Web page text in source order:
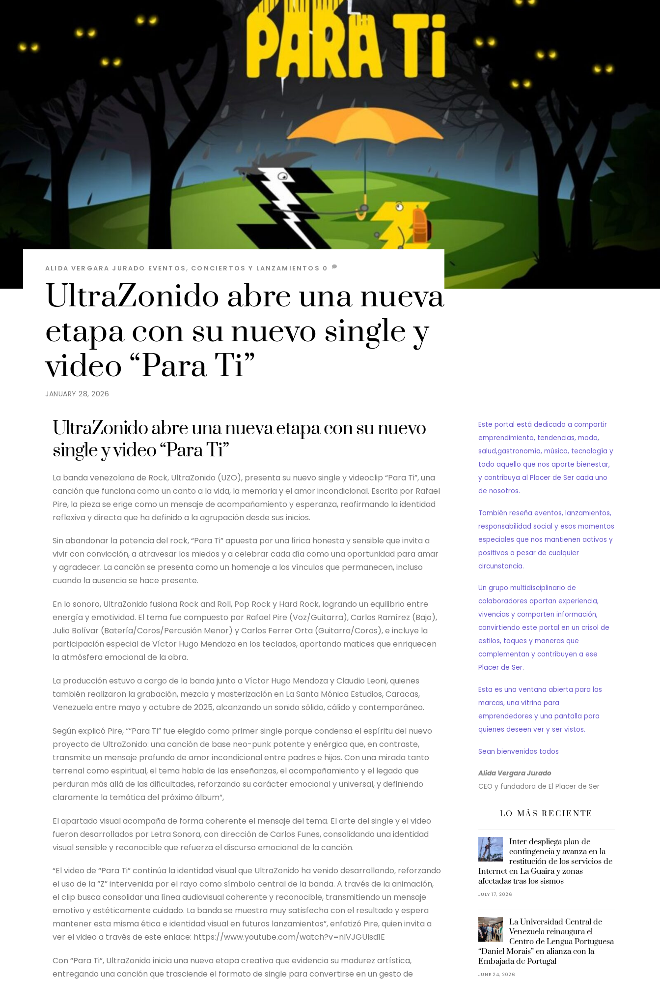
JANUARY 28, 2026
UltraZonido abre una nueva
etapa con su nuevo single y
video “Para Ti”
ALIDA VERGARA JURADO EVENTOS, CONCIERTOS Y LANZAMIENTOS 0
UltraZonido abre una nueva etapa con su nuevo
single y video “Para Ti”
La banda venezolana de Rock, UltraZonido (UZO), presenta su nuevo single y videoclip “Para Ti”, una
canción que funciona como un canto a la vida, la memoria y el amor incondicional. Escrita por Rafael
Pire, la pieza se erige como un mensaje de acompañamiento y esperanza, reafirmando la identidad
reflexiva y directa que ha definido a la agrupación desde sus inicios.
Sin abandonar la potencia del rock, “Para Ti” apuesta por una lírica honesta y sensible que invita a
vivir con convicción, a atravesar los miedos y a celebrar cada día como una oportunidad para amar
y agradecer. La canción se presenta como un homenaje a los vínculos que permanecen, incluso
cuando la ausencia se hace presente.
En lo sonoro, UltraZonido fusiona Rock and Roll, Pop Rock y Hard Rock, logrando un equilibrio entre
energía y emotividad. El tema fue compuesto por Rafael Pire (Voz/Guitarra), Carlos Ramírez (Bajo),
Julio Bolívar (Batería/Coros/Percusión Menor) y Carlos Ferrer Orta (Guitarra/Coros), e incluye la
participación especial de Víctor Hugo Mendoza en los teclados, aportando matices que enriquecen
la atmósfera emocional de la obra.
La producción estuvo a cargo de la banda junto a Víctor Hugo Mendoza y Claudio Leoni, quienes
también realizaron la grabación, mezcla y masterización en La Santa Mónica Estudios, Caracas,
Venezuela entre mayo y octubre de 2025, alcanzando un sonido sólido, cálido y contemporáneo.
Según explicó Pire, ““Para Ti” fue elegido como primer single porque condensa el espíritu del nuevo
proyecto de UltraZonido: una canción de base neo-punk potente y enérgica que, en contraste,
transmite un mensaje profundo de amor incondicional entre padres e hijos. Con una mirada tanto
terrenal como espiritual, el tema habla de las enseñanzas, el acompañamiento y el legado que
perduran más allá de las dificultades, reforzando su carácter emocional y universal, y definiendo
claramente la temática del próximo álbum”,
El apartado visual acompaña de forma coherente el mensaje del tema. El arte del single y el video
fueron desarrollados por Letra Sonora, con dirección de Carlos Funes, consolidando una identidad
visual sensible y reconocible que refuerza el discurso emocional de la canción.
“El video de “Para Ti” continúa la identidad visual que UltraZonido ha venido desarrollando, reforzando
el uso de la “Z” intervenida por el rayo como símbolo central de la banda. A través de la animación,
el clip busca consolidar una línea audiovisual coherente y reconocible, transmitiendo un mensaje
emotivo y estéticamente cuidado. La banda se muestra muy satisfecha con el resultado y espera
mantener esta misma ética e identidad visual en futuros lanzamientos”, enfatizó Pire, quien invita a
ver el video a través de este enlace: https://www.youtube.com/watch?v=nlVJGUIsd1E
Con “Para Ti”, UltraZonido inicia una nueva etapa creativa que evidencia su madurez artística,
entregando una canción que trasciende el formato de single para convertirse en un gesto de
Este portal está dedicado a compartir
emprendimiento, tendencias, moda,
salud,gastronomía, música, tecnología y
todo aquello que nos aporte bienestar,
y contribuya al Placer de Ser cada uno
de nosotros.
También reseña eventos, lanzamientos,
responsabilidad social y esos momentos
especiales que nos mantienen activos y
positivos a pesar de cualquier
circunstancia.
Un grupo multidisciplinario de
colaboradores aportan experiencia,
vivencias y comparten información,
convirtiendo este portal en un crisol de
estilos, toques y maneras que
complementan y contribuyen a ese
Placer de Ser.
Esta es una ventana abierta para las
marcas, una vitrina para
emprendedores y una pantalla para
quienes deseen ver y ser vistos.
Sean bienvenidos todos
Alida Vergara Jurado
CEO y fundadora de El Placer de Ser
LO MÁS RECIENTE
Inter despliega plan de
contingencia y avanza en la
restitución de los servicios de
Internet en La Guaira y zonas
afectadas tras los sismos
JULY 17, 2026
La Universidad Central de
Venezuela reinaugura el
Centro de Lengua Portuguesa
“Daniel Morais” en alianza con la
Embajada de Portugal
JUNE 24, 2026